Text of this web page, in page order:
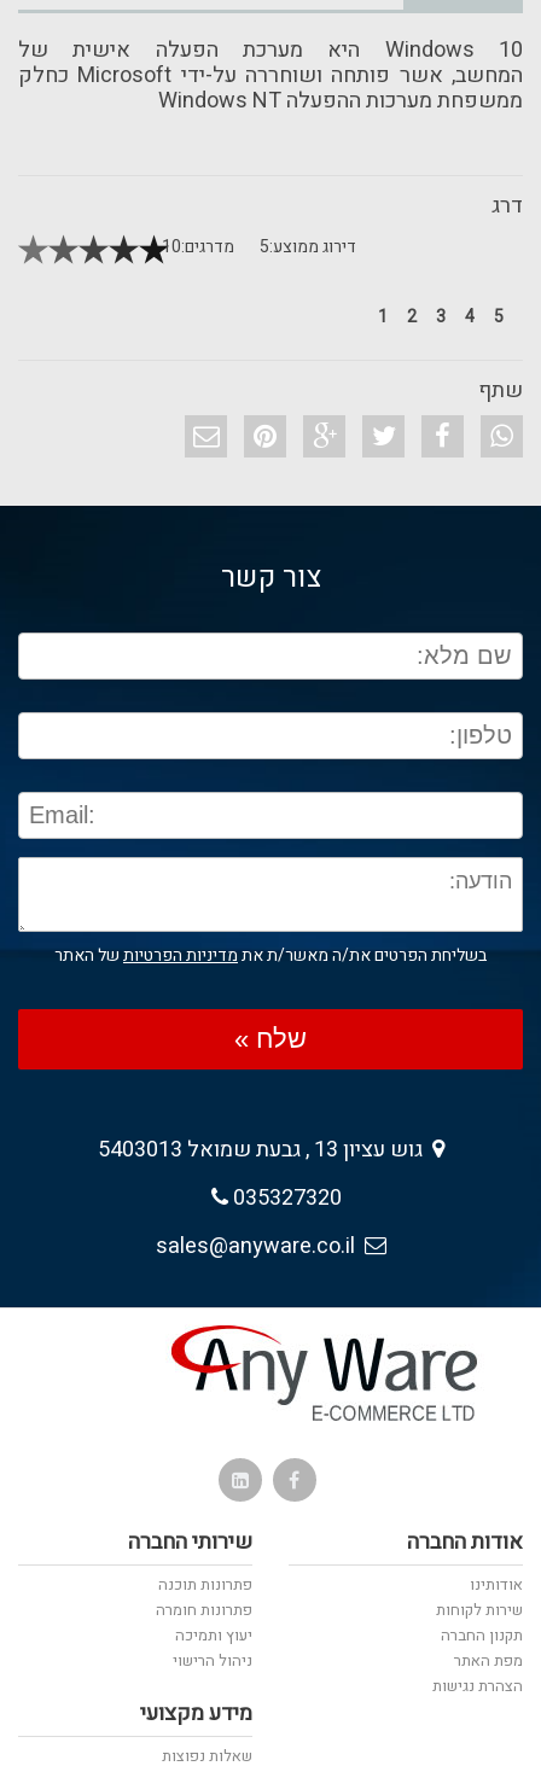
Windows 10 היא מערכת הפעלה אישית של
המחשב, אשר פותחה ושוחררה על-ידי Microsoft כחלק
ממשפחת מערכות ההפעלה Windows NT
דרג
דירוג ממוצע:5 מדרגים:10
5
4
3
2
1
שתף
צור קשר
בשליחת הפרטים את/ה מאשר/ת אתמדיניות הפרטיותשל האתר
שלח »
גוש עציון 13 , גבעת שמואל 5403013
035327320
אודות החברה
אודותינו
שירות לקוחות
תקנון החברה
מפת האתר
הצהרת נגישות
שירותי החברה
פתרונות תוכנה
פתרונות חומרה
יעוץ ותמיכה
ניהול הרישוי
מידע מקצועי
שאלות נפוצות